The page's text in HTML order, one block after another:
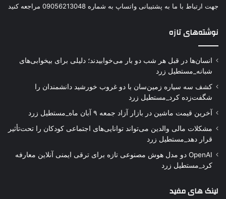
جهت ارتباط با ما به پشتیبانی واتساپ به شماره 09056213048 مراجعه کنید
نوشته‌های تازه
انسان‌ها در قبل هر شب دو بار می‌خوابیدند؛ دلیلی برای بیخوابی‌های
شبانه_مستطیل زرد
کشف سه سیاره زمین‌سان با دو غروب خورشید دانشمندان را
شگفت‌زده کرد_مستطیل زرد
آخرین قیمت ماشین در بازار آزاد جمعه ۹ آبان ماه_مستطیل زرد
مشکلات مالی والدین می‌تواند توانایی‌های اجتماعی کودکان را تحت‌تأثیر
قرار دهد_مستطیل زرد
OpenAI دو مدل هوش مصنوعی تازه برای ترقی ایمنی آنلاین معارفه
کرد_مستطیل زرد
لینک های مفید